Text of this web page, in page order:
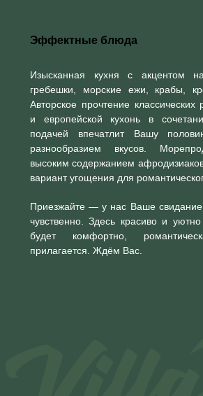
Эффектные блюда
Изысканная кухня с акцентом
гребешки, морские ежи, крабы,
Авторское прочтение классических
и европейской кухонь в
подачей впечатлит Вашу
разнообразием вкусов.
высоким содержанием
вариант угощения для
Приезжайте — у нас Ваше свидание
чувственно. Здесь красиво и
будет комфортно,
прилагается. Ждём Вас.